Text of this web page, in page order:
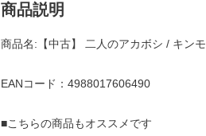
商品説明
商品名:【中古】 二人のアカボシ / キン
EANコード：4988017606490
■こちらの商品もオススメです